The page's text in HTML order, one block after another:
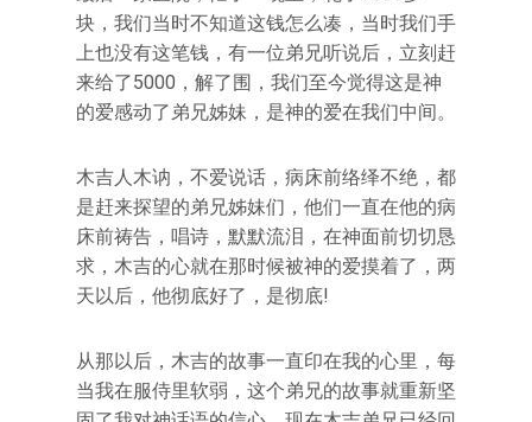
块，我们当时不知道这钱怎么凑，当时我们手
上也没有这笔钱，有一位弟兄听说后，立刻赶
来给了5000，解了围，我们至今觉得这是神
的爱感动了弟兄姊妹，是神的爱在我们中间。
木吉人木讷，不爱说话，病床前络绎不绝，都
是赶来探望的弟兄姊妹们，他们一直在他的病
床前祷告，唱诗，默默流泪，在神面前切切恳
求，木吉的心就在那时候被神的爱摸着了，两
天以后，他彻底好了，是彻底!
从那以后，木吉的故事一直印在我的心里，每
当我在服侍里软弱，这个弟兄的故事就重新坚